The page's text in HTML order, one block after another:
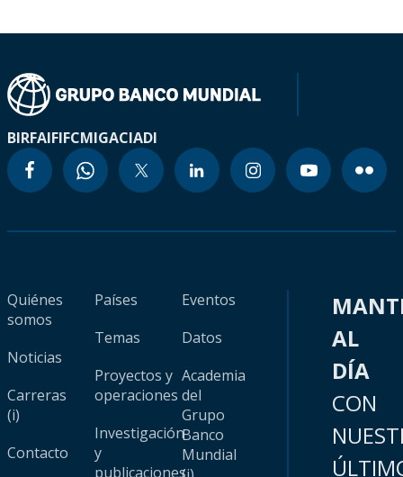
BIRFAIFIFCMIGACIADI
Quiénes
somos
Noticias
Carreras
(i)
Contacto
Países
Temas
Proyectos y
operaciones
Investigación
y
publicaciones
Eventos
Datos
Academia
del
Grupo
Banco
Mundial
AL
DÍA
CON